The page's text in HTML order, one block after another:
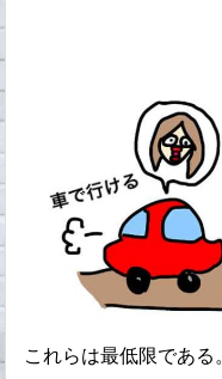
これらは最低限である。